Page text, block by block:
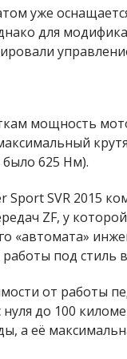
уже
для
мощность
625 Нм).
SVR 2015
ZF, у
«автомата»
под стиль
от работы
до 100
а её